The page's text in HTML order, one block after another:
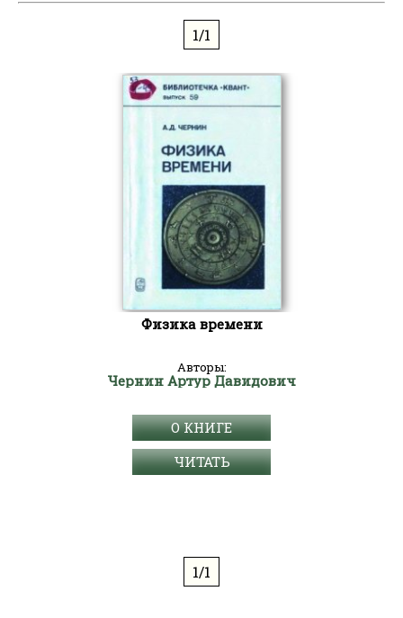
1/1
Физика времени
Авторы:
Чернин Артур Давидович
О КНИГЕ
ЧИТАТЬ
1/1